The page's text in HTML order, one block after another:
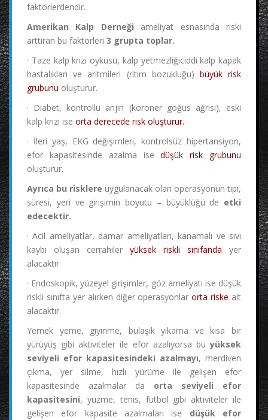
faktörlerdendir.
Amerikan Kalp Derneği ameliyat esnasında riski
arttıran bu faktörleri 3 grupta toplar.
· Taze kalp krizi öyküsü, kalp yetmezliğiciddi kalp kapak
hastalıkları ve aritmileri (ritim bozukluğu) büyük risk
grubunu oluşturur.
· Diabet, kontrollü anjin (koroner göğüs ağrısı), eski
kalp krizi ise orta derecede risk oluşturur.
· İleri yaş, EKG değişimleri, kontrolsüz hipertansiyon,
efor kapasitesinde azalma isedüşük risk grubunu
oluşturur.
Ayrıca bu risklere uygulanacak olan operasyonun tipi,
süresi, yeri ve girişimin boyutu – büyüklüğü de etki
edecektir.
· Acil ameliyatlar, damar ameliyatları, kanamalı ve sıvı
kaybı oluşan cerrahiler yüksek riskli sınıfanda yer
alacaktır
· Endoskopik, yüzeyel girişimler, göz ameliyatı ise düşük
riskli sınıfta yer alırken diğer operasyonlarorta riske ait
alacaktır.
Yemek yeme, giyinme, bulaşık yıkama ve kısa bir
yürüyüş gibi aktiviteler ile efor azalıyorsa bu yüksek
seviyeli efor kapasitesindeki azalmayı, merdiven
çıkma, yer silme, hızlı yürüme ile gelişen efor
kapasitesinde azalmalar da orta seviyeli efor
kapasitesini, yüzme, tenis, futbol gibi aktiviteler ile
gelişen efor kapasite azalmaları ise düşük efor